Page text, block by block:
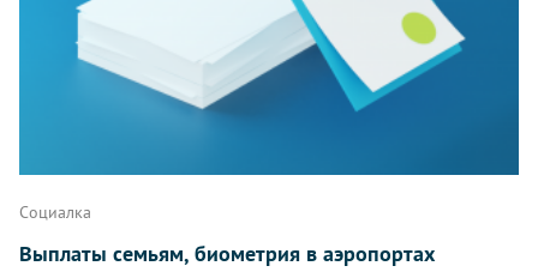
Социалка
Выплаты семьям, биометрия в аэропортах